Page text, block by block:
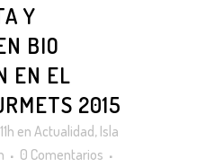
Y
BIO
EN EL
2015
en Actualidad, Isla
0 Comentarios